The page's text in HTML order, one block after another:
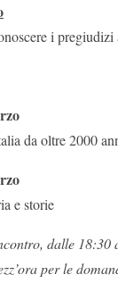
i pregiudizi
da oltre 2000
e storie
dalle 18:30
per le